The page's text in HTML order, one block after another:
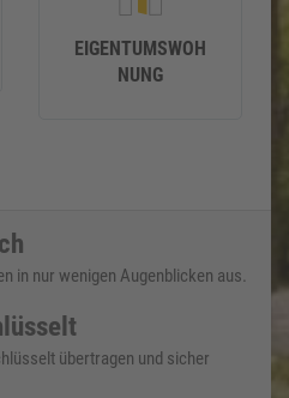
EIGENTUMSWOH
NUNG
in nur wenigen Augenblicken aus.
übertragen und sicher